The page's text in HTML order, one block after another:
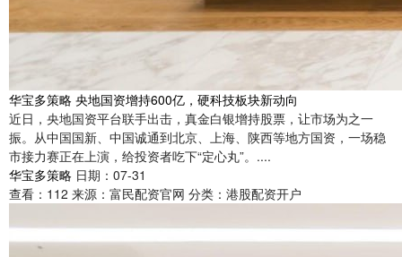
华宝多策略 央地国资增持600亿，硬科技板块新动向
近日，央地国资平台联手出击，真金白银增持股票，让市场为之一
振。从中国国新、中国诚通到北京、上海、陕西等地方国资，一场稳
市接力赛正在上演，给投资者吃下“定心丸”。....
华宝多策略 日期：07-31
查看： 112 来源： 富民配资官网 分类： 港股配资开户